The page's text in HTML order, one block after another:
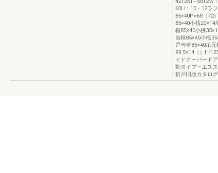
60H：10・12ラ
85×40P=68（72
85×40小桟20×14
框85×40小桟
当框85×40小桟
戸当框85×40吊
99.5×14（）
イドオーバード
動タイプ﹀エス
折戸旧版カタログ